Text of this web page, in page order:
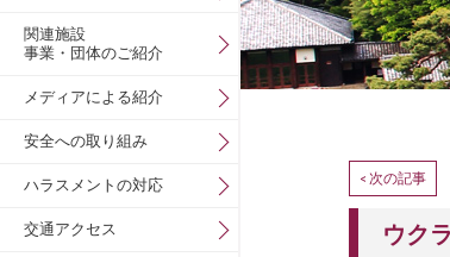
< 次の記事
ウク
関連施設
事業・団体のご紹介
メディアによる紹介
安全への取り組み
ハラスメントの対応
交通アクセス